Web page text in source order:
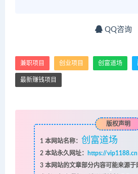
QQ咨询
兼职项目 创业项目 创富道场
最新赚钱项目
版权声明
1本网站名称： 创富道场
2本站永久网址：
https://vip1188.cn
3本网站的文章部分内容可能来源于